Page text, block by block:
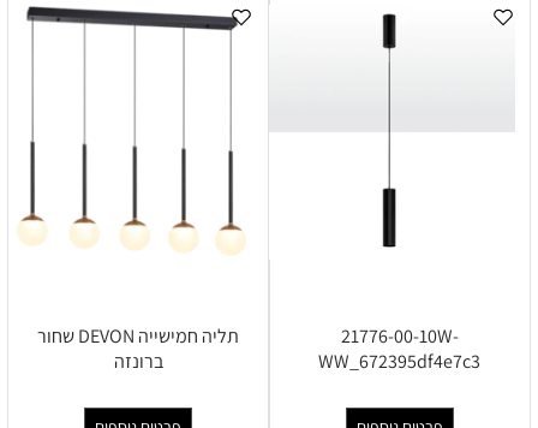
21776-00-10W-
WW_672395df4e7c3
תליה חמישייה DEVON שחור
ברונזה